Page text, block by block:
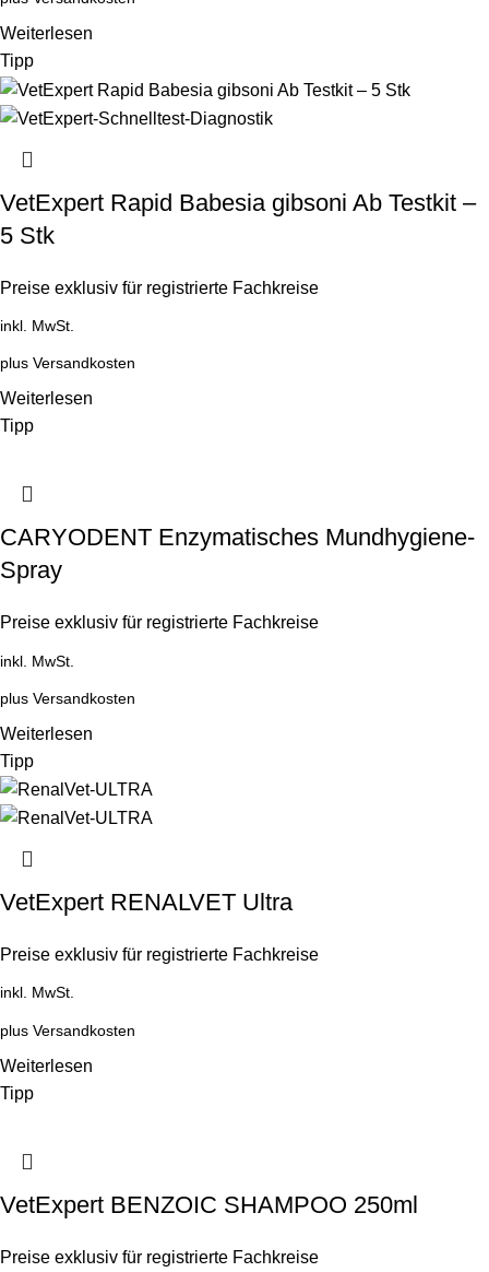
Weiterlesen
Tipp
VetExpert Rapid Babesia gibsoni Ab Testkit –
5 Stk
Preise exklusiv für registrierte Fachkreise
inkl. MwSt.
plus Versandkosten
Weiterlesen
Tipp
CARYODENT Enzymatisches Mundhygiene-
Spray
Preise exklusiv für registrierte Fachkreise
inkl. MwSt.
plus Versandkosten
Weiterlesen
Tipp
VetExpert RENALVET Ultra
Preise exklusiv für registrierte Fachkreise
inkl. MwSt.
plus Versandkosten
Weiterlesen
Tipp
VetExpert BENZOIC SHAMPOO 250ml
Preise exklusiv für registrierte Fachkreise